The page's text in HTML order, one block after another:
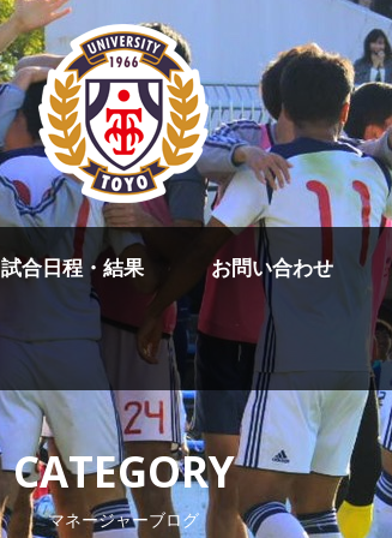
試合日程・結果 お問い合わせ
CATEGORY
マネージャーブログ